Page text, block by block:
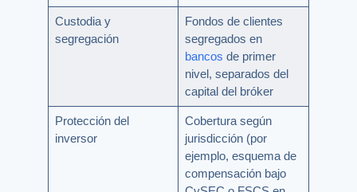
Custodia y
segregación
Fondos de clientes
segregados en
bancos de primer
nivel, separados del
capital del bróker
Protección del
inversor
Cobertura según
jurisdicción (por
ejemplo, esquema de
compensación bajo